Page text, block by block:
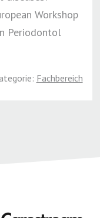
Workshop
Periodontol
Fachbereich